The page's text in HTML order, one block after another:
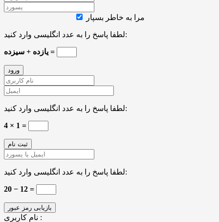
مرا به خاطر بسپار
لطفا پاسخ را به عدد انگلیسی وارد کنید:
یازده + سیزده =
لطفا پاسخ را به عدد انگلیسی وارد کنید:
4 × 1 =
لطفا پاسخ را به عدد انگلیسی وارد کنید:
20 − 12 =
نام کاربری :